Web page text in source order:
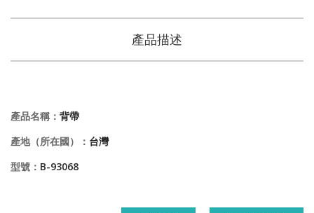
產品描述
產品名稱： 背帶
產地（所在國）： 台灣
型號： B-93068